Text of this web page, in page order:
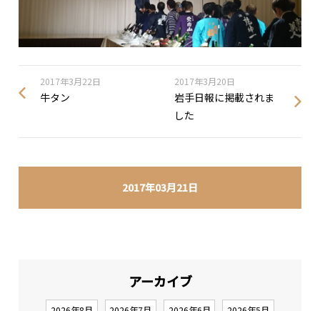
2017年03月21日
2017年3月22日
牛タン
2017年3月20日
岩手日報に掲載されま
した
アーカイブ